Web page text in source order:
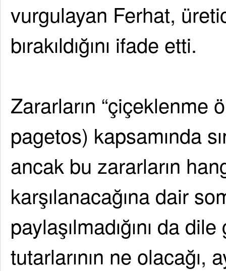
vurgulayan Ferhat,
bırakıldığını ifade etti.
Zararların “çiçeklenme
pagetos) kapsamında
ancak bu zararların
karşılanacağına dair
paylaşılmadığını da
tutarlarının ne olacağı,